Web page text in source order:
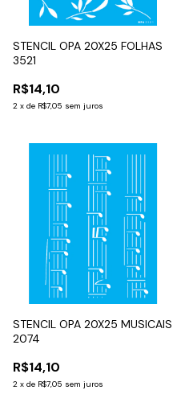
STENCIL OPA 20X25 FOLHAS
3521
R$14,10
2 x de R$7,05 sem juros
STENCIL OPA 20X25 MUSICAIS
2074
R$14,10
2 x de R$7,05 sem juros